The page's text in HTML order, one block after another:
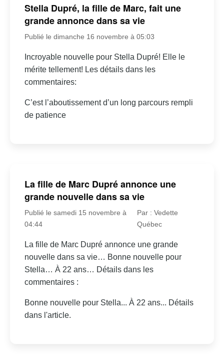
Stella Dupré, la fille de Marc, fait une
grande annonce dans sa vie
Publié le dimanche 16 novembre à 05:03
Incroyable nouvelle pour Stella Dupré! Elle le
mérite tellement! Les détails dans les
commentaires:
C’est l’aboutissement d’un long parcours rempli
de patience
La fille de Marc Dupré annonce une
grande nouvelle dans sa vie
Publié le samedi 15 novembre à
04:44
Par : Vedette
Québec
La fille de Marc Dupré annonce une grande
nouvelle dans sa vie… Bonne nouvelle pour
Stella… À 22 ans… Détails dans les
commentaires :
Bonne nouvelle pour Stella... À 22 ans... Détails
dans l'article.